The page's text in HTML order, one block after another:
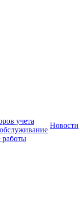
учета
работы
Новости